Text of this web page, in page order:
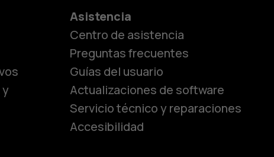
Asistencia
Centro de asistencia
Preguntas frecuentes
Guías del usuario
Actualizaciones de software
Servicio técnico y reparaciones
Accesibilidad